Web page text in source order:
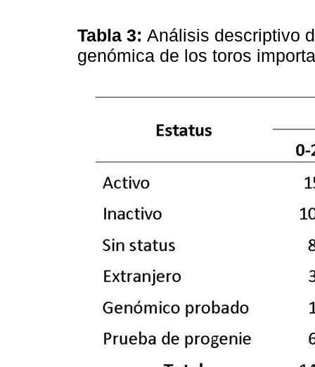
Tabla 3: Análisis descriptivo
genómica de los toros